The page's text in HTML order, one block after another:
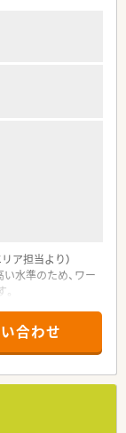
く休日もしっかり
築きながら、多様
に専念できるた
ア担当より）
水準のため、ワー
周辺には商店街
っており、1日あた
務は行っていない
合わせ